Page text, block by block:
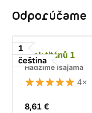
Odporúčame
1
čeština
Útok titánů 1
Hadžime Isajama
4×
8,61 €